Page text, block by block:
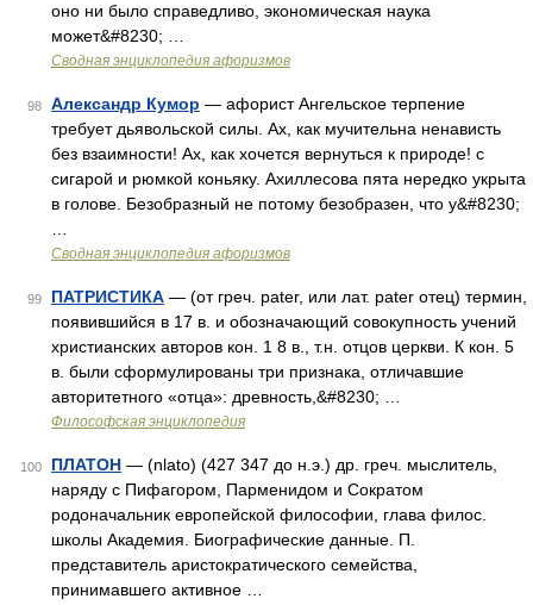
оно ни было справедливо, экономическая наука
может&#8230; …
Сводная энциклопедия афоризмов
98 Александр Кумор — афорист Ангельское терпение
требует дьявольской силы. Ах, как мучительна ненависть
без взаимности! Ах, как хочется вернуться к природе! с
сигарой и рюмкой коньяку. Ахиллесова пята нередко укрыта
в голове. Безобразный не потому безобразен, что у&#8230;
Сводная энциклопедия афоризмов
99 ПАТРИСТИКА — (от греч. pater, или лат. pater отец) термин,
появившийся в 17 в. и обозначающий совокупность учений
христианских авторов кон. 1 8 в., т.н. отцов церкви. К кон. 5
в. были сформулированы три признака, отличавшие
авторитетного «отца»: древность,&#8230; …
Философская энциклопедия
100 ПЛАТОН — (nlato) (427 347 до н.э.) др. греч. мыслитель,
наряду с Пифагором, Парменидом и Сократом
родоначальник европейской философии, глава филос.
школы Академия. Биографические данные. П.
представитель аристократического семейства,
принимавшего активное …